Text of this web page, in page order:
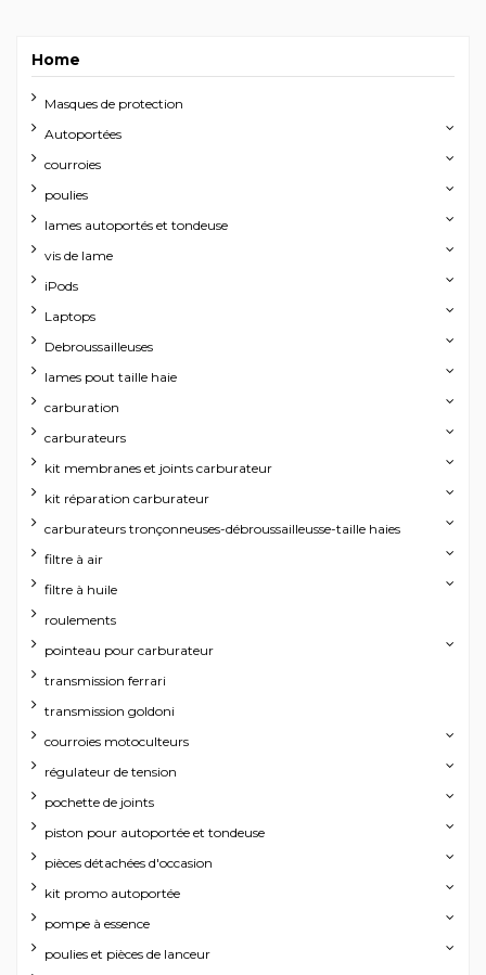
Home
Masques de protection
Autoportées
courroies
poulies
lames autoportés et tondeuse
vis de lame
iPods
Laptops
Debroussailleuses
lames pout taille haie
carburation
carburateurs
kit membranes et joints carburateur
kit réparation carburateur
carburateurs tronçonneuses-débroussailleusse-taille haies
filtre à air
filtre à huile
roulements
pointeau pour carburateur
transmission ferrari
transmission goldoni
courroies motoculteurs
régulateur de tension
pochette de joints
piston pour autoportée et tondeuse
pièces détachées d'occasion
kit promo autoportée
pompe à essence
poulies et pièces de lanceur